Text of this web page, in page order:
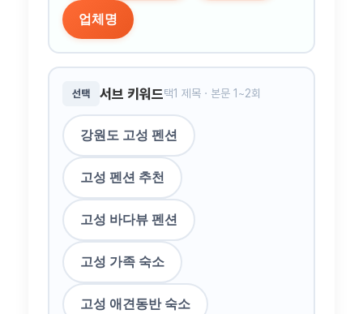
업체명
선택 서브 키워드택1 제목 · 본문 1~2회
강원도 고성 펜션
고성 펜션 추천
고성 바다뷰 펜션
고성 가족 숙소
고성 애견동반 숙소